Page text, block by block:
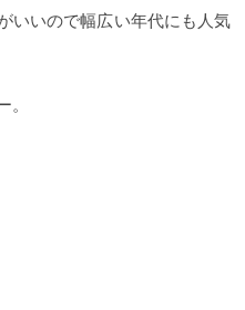
いいので幅広い年代にも人気
。